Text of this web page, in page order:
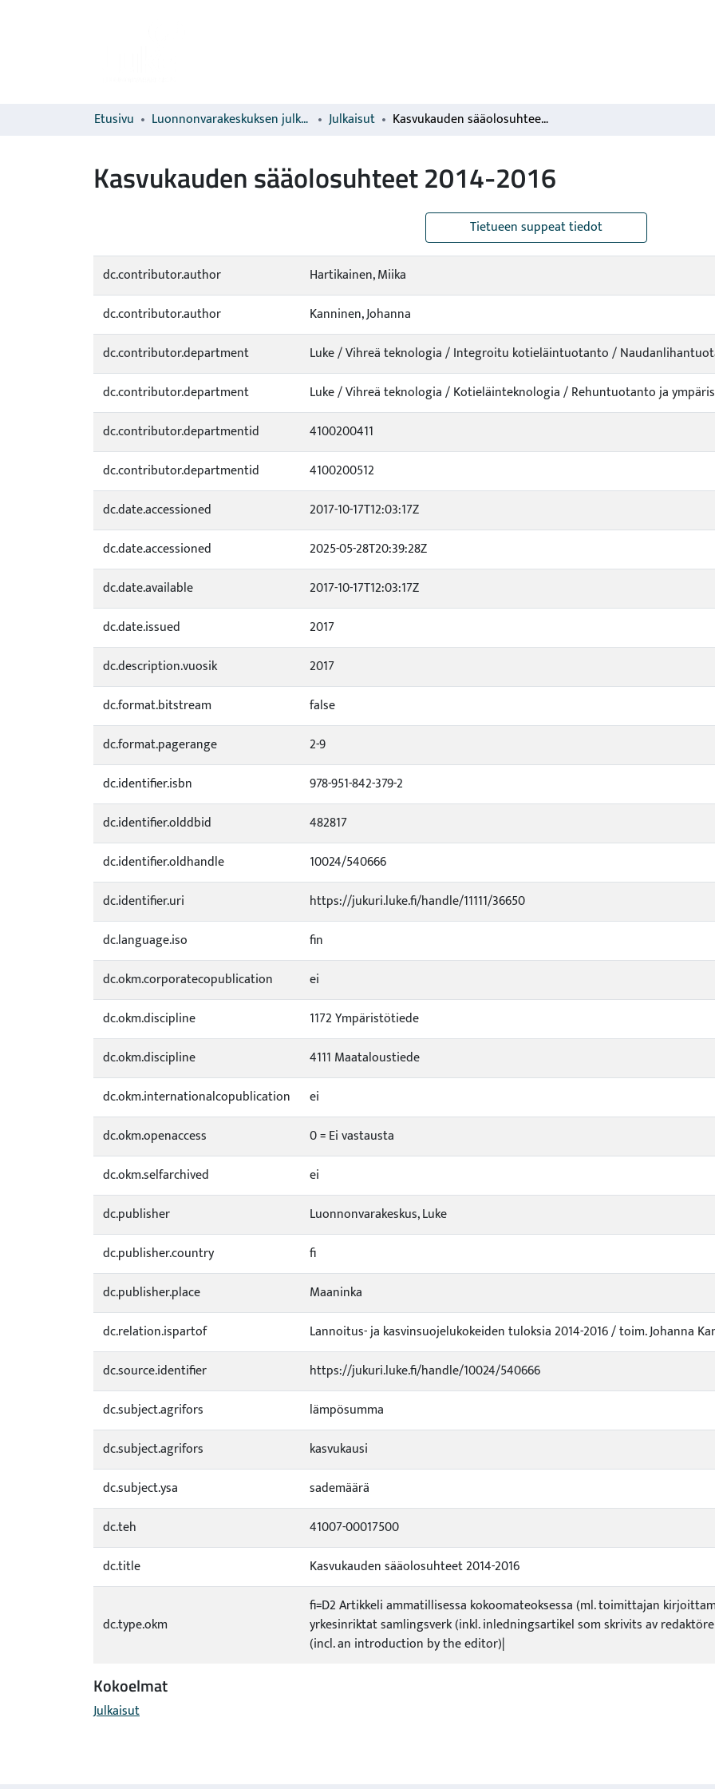
Etusivu Luonnonvarakeskuksen julkaisut Julkaisut Kasvukauden sääolosuhteet 2014-2016
Kasvukauden sääolosuhteet 2014-2016
Tietueen suppeat tiedot
dc.contributor.author
Hartikainen, Miika
dc.contributor.author
Kanninen, Johanna
dc.contributor.department
Luke / Vihreä teknologia / Integroitu kotieläintuotanto /
dc.contributor.department
Luke / Vihreä teknologia / Kotieläinteknologia / Rehuntuotanto ja
dc.contributor.departmentid
4100200411
dc.contributor.departmentid
4100200512
dc.date.accessioned
2017-10-17T12:03:17Z
dc.date.accessioned
2025-05-28T20:39:28Z
dc.date.available
2017-10-17T12:03:17Z
dc.date.issued
2017
dc.description.vuosik
2017
dc.format.bitstream
false
dc.format.pagerange
2-9
dc.identifier.isbn
978-951-842-379-2
dc.identifier.olddbid
482817
dc.identifier.oldhandle
10024/540666
dc.identifier.uri
https://jukuri.luke.fi/handle/11111/36650
dc.language.iso
fin
dc.okm.corporatecopublication
ei
dc.okm.discipline
1172 Ympäristötiede
dc.okm.discipline
4111 Maataloustiede
dc.okm.internationalcopublication
ei
dc.okm.openaccess
0 = Ei vastausta
dc.okm.selfarchived
ei
dc.publisher
Luonnonvarakeskus, Luke
dc.publisher.country
fi
dc.publisher.place
Maaninka
dc.relation.ispartof
Lannoitus- ja kasvinsuojelukokeiden tuloksia 2014-2016 / toim. Johanna
dc.source.identifier
https://jukuri.luke.fi/handle/10024/540666
dc.subject.agrifors
lämpösumma
dc.subject.agrifors
kasvukausi
dc.subject.ysa
sademäärä
dc.teh
41007-00017500
dc.title
Kasvukauden sääolosuhteet 2014-2016
dc.type.okm
fi=D2 Artikkeli ammatillisessa kokoomateoksessa (ml. toimittajan
yrkesinriktat samlingsverk (inkl. inledningsartikel som skrivits av
(incl. an introduction by the editor)|
Kokoelmat
Julkaisut